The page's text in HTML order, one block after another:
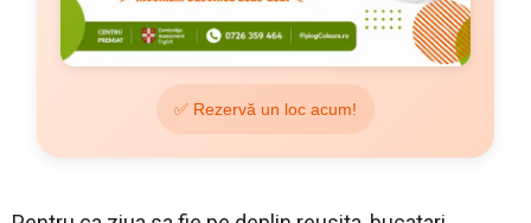
✅ Rezervă un loc acum!